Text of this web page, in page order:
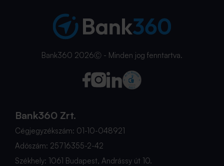
Bank360 2026Ⓒ - Minden jog fenntartva.
Bank360 Zrt.
Cégjegyzékszám: 01-10-048921
Adószám: 25716355-2-42
Székhely: 1061 Budapest, Andrássy út 10.